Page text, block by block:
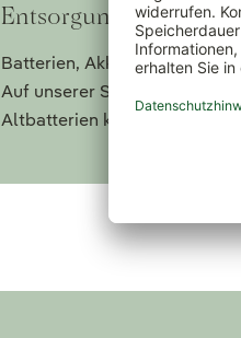
Entsorgungshinweis
Batterien, Akkus sowie
Auf unserer Seite
Altbatterien kostenlos und